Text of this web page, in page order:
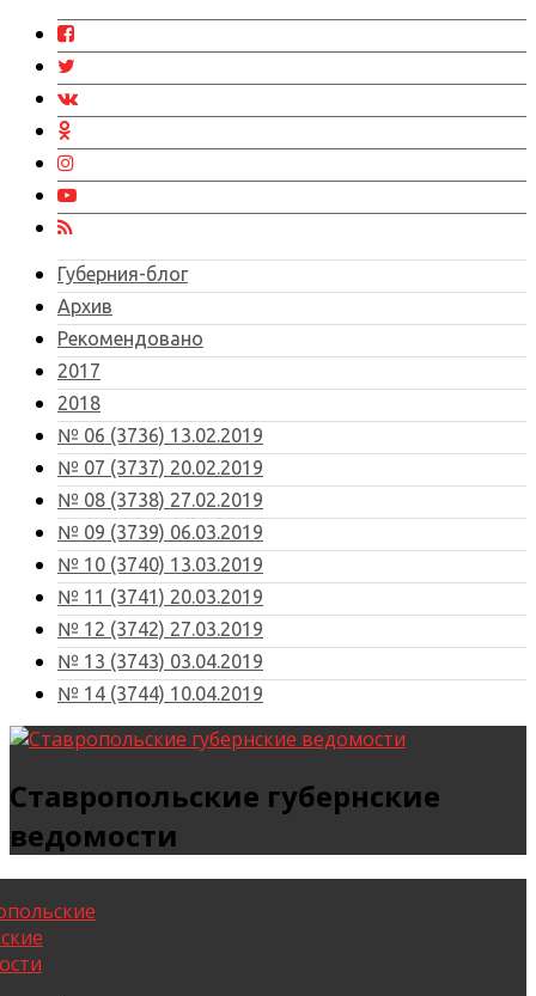
Губерния-блог
Архив
Рекомендовано
2017
2018
№ 06 (3736) 13.02.2019
№ 07 (3737) 20.02.2019
№ 08 (3738) 27.02.2019
№ 09 (3739) 06.03.2019
№ 10 (3740) 13.03.2019
№ 11 (3741) 20.03.2019
№ 12 (3742) 27.03.2019
№ 13 (3743) 03.04.2019
№ 14 (3744) 10.04.2019
Ставропольские губернские
ведомости